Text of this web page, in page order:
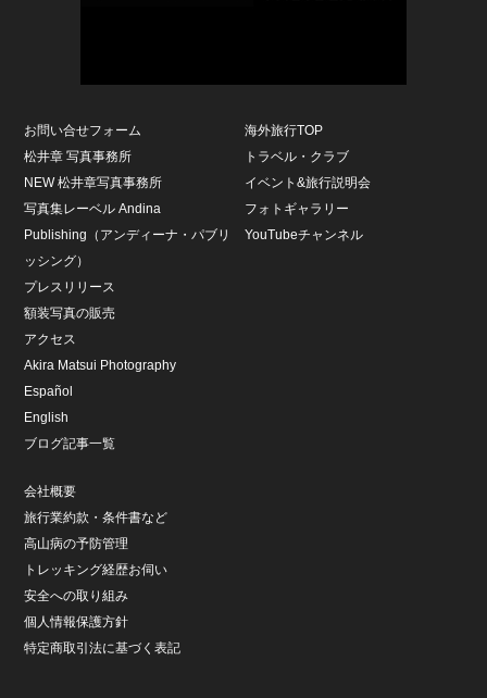
お問い合せフォーム
松井章 写真事務所
NEW 松井章写真事務所
写真集レーベル Andina
Publishing（アンディーナ・パブリ
ッシング）
プレスリリース
額装写真の販売
アクセス
Akira Matsui Photography
Español
English
ブログ記事一覧
海外旅行TOP
トラベル・クラブ
イベント&旅行説明会
フォトギャラリー
YouTubeチャンネル
会社概要
旅行業約款・条件書など
高山病の予防管理
トレッキング経歴お伺い
安全への取り組み
個人情報保護方針
特定商取引法に基づく表記